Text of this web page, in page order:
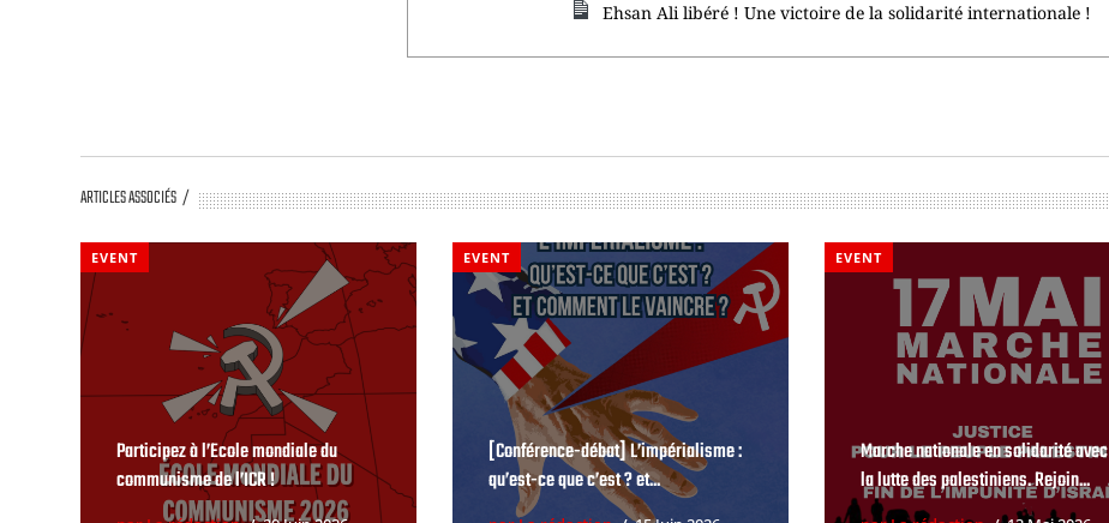
Ehsan Ali libéré ! Une victoire de la solidarité internationale !
ARTICLES ASSOCIÉS
EVENT
Participez à l’Ecole mondiale du
communisme de l’ICR !
EVENT
[Conférence-débat] L’impérialisme :
qu’est-ce que c’est ? et...
EVENT
Marche nationale en solidarité avec
la lutte des palestiniens. Rejoin...